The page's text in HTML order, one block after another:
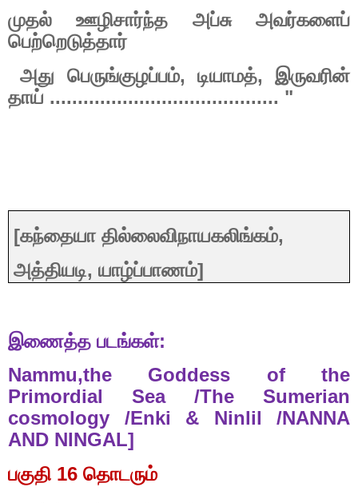
முதல்
ஊழிசார்ந்த அப்சு
அவர்களைப்
பெற்றெடுத்தார்
அது
பெருங்குழப்பம், டியாமத், இருவரின்
தாய் ......................................... "
[கந்தையா தில்லைவிநாயகலிங்கம்,
அத்தியடி, யாழ்ப்பாணம்]
இணைத்த படங்கள்:
Nammu,the Goddess of the
Primordial Sea /The Sumerian
cosmology /Enki & Ninlil /NANNA
AND NINGAL]
பகுதி 16 தொடரும்